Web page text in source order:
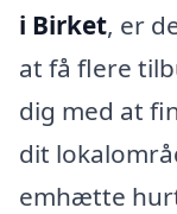
i Birket, er
at få flere
dig med at
dit
emhætte